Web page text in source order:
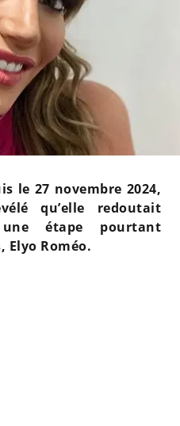
le 27 novembre 2024,
qu’elle redoutait
étape pourtant
Elyo Roméo.